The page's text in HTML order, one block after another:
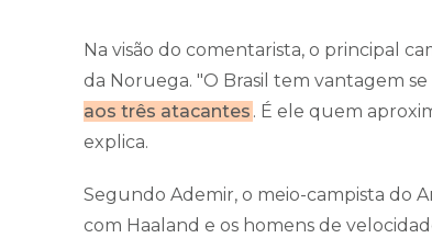
Na visão do comentarista, o principal
da Noruega. "O Brasil tem vantagem
aos três atacantes . É ele quem
explica.
Segundo Ademir, o meio-campista do
com Haaland e os homens de